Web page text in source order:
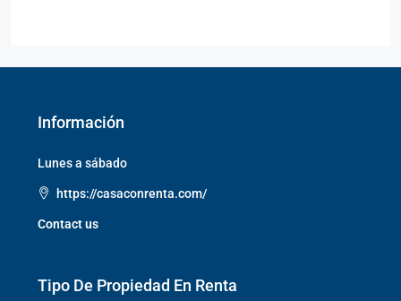
Información
Lunes a sábado
https://casaconrenta.com/
Contact us
Tipo De Propiedad En Renta